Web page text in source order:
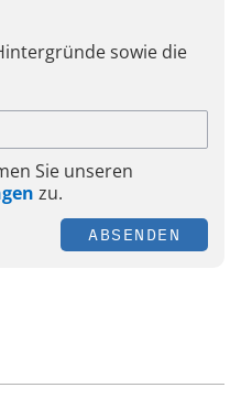
sowie die
Sie unseren
zu.
ABSENDEN